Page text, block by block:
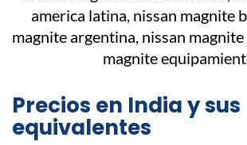
Precios en India y sus
equivalentes